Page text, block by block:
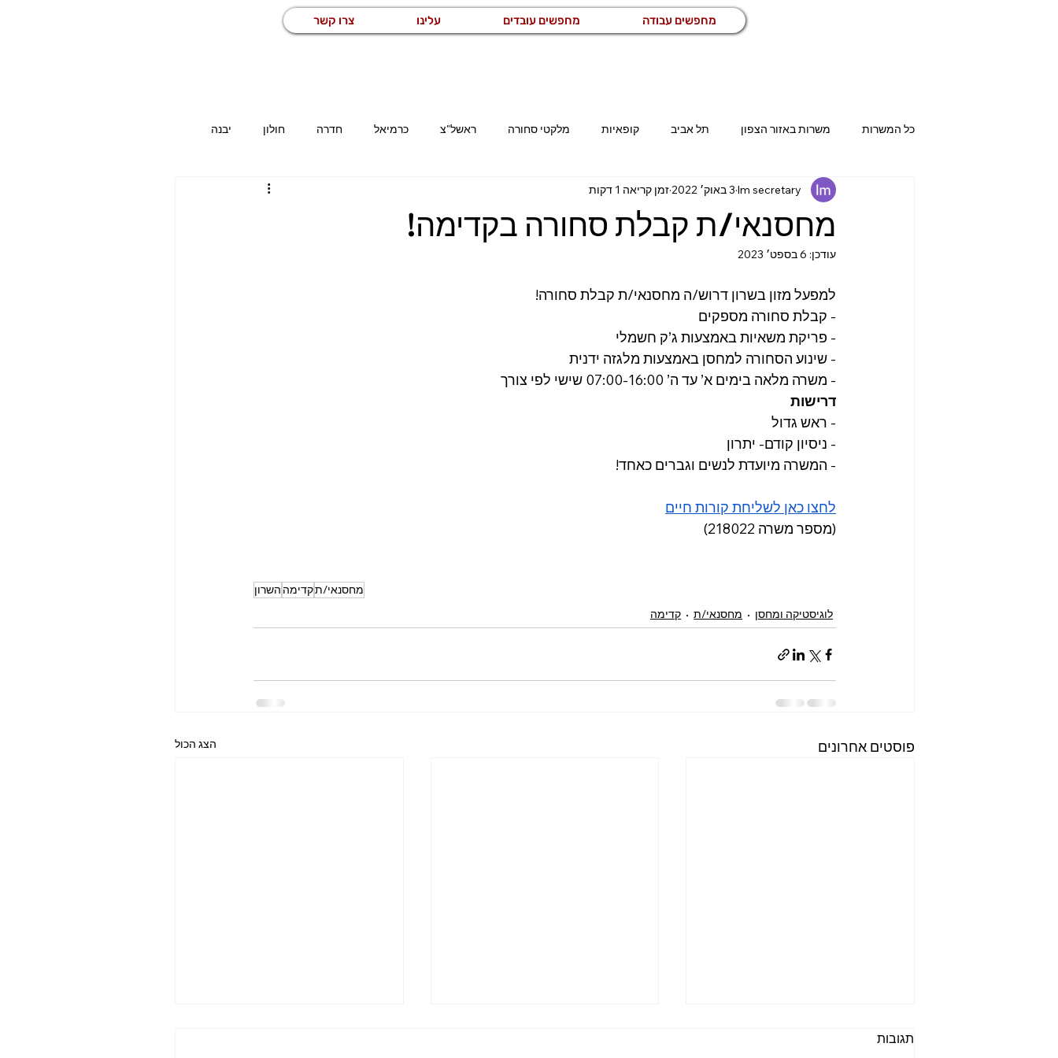
מחפשים עבודה מחפשים עובדים עלינו צרו קשר
כל המשרות משרות באזור הצפון תל אביב קופאיות מלקטי סחורה ראשל"צ כרמיאל חדרה חולון יבנה
אשדוד אשקלון קריית גת רמלה משרות באזור הדרום
שיווק ומכירות שירות לקוחות
הנהלת חשבונות עבודות זמניות
מחסנאי/ת קבלת סחורה בקדימה!
lm secretary 3 באוק׳ 2022 זמן קריאה 1 דקות
עודכן: 6 בספט׳ 2023
למפעל מזון בשרון דרוש/ה מחסנאי/ת קבלת סחורה!
- קבלת סחורה מספקים
- פריקת משאיות באמצעות ג’ק חשמלי
- שינוע הסחורה למחסן באמצעות מלגזה ידנית
- משרה מלאה בימים א’ עד ה’ 07:00-16:00 שישי לפי צורך
דרישות
- ראש גדול
- ניסיון קודם- יתרון
- המשרה מיועדת לנשים וגברים כאחד!
לחצו כאן לשליחת קורות חיים
(מספר משרה 218022)
מחסנאי/תקדימה השרון
לוגיסטיקה ומחסן
מחסנאי/ת קדימה
פוסטים אחרונים הצג הכול
תגובות